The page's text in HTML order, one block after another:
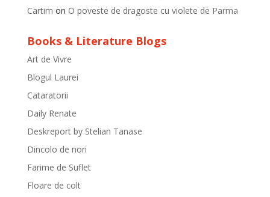
Cartim on O poveste de dragoste cu violete de Parma
Books & Literature Blogs
Art de Vivre
Blogul Laurei
Cataratorii
Daily Renate
Deskreport by Stelian Tanase
Dincolo de nori
Farime de Suflet
Floare de colt